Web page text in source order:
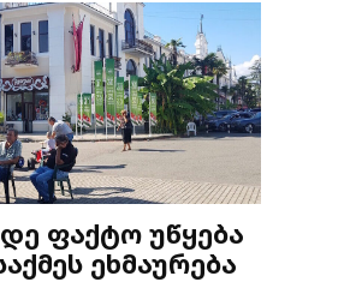
ფაქტო უწყება
ეხმაურება